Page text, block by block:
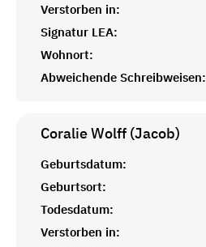
Verstorben in:
Signatur LEA:
Wohnort:
Abweichende Schreibweisen:
Coralie Wolff (Jacob)
Geburtsdatum:
Geburtsort:
Todesdatum:
Verstorben in: